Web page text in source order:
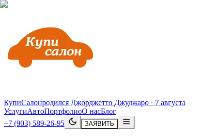
КупиСалонродился Джорджетто Джуджаро · 7 августа
УслугиАвтоПортфолиоО насБлог
+7 (903) 589-26-95
ЗАЯВИТЬ